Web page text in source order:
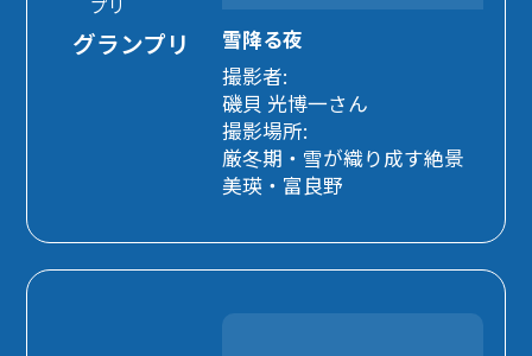
グランプリ
雪降る夜
撮影者:
磯貝 光博一さん
撮影場所:
厳冬期・雪が織り成す絶景
美瑛・富良野